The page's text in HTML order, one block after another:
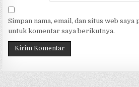
Simpan nama, email, dan situs web saya
untuk komentar saya berikutnya.